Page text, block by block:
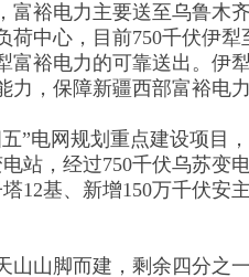
富裕电力主要送至乌鲁木
荷中心，目前750千伏伊
富裕电力的可靠送出。
力，保障新疆西部富裕电
”电网规划重点建设项目
站，经过750千伏乌苏变
12基、新增150万千伏安
山山脚而建，剩余四分之